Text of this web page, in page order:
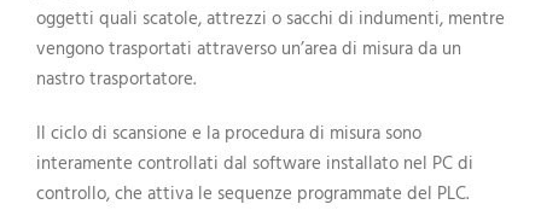
oggetti quali scatole, attrezzi o sacchi di indumenti, mentre
vengono trasportati attraverso un’area di misura da un
nastro trasportatore.
Il ciclo di scansione e la procedura di misura sono
interamente controllati dal software installato nel PC di
controllo, che attiva le sequenze programmate del PLC.